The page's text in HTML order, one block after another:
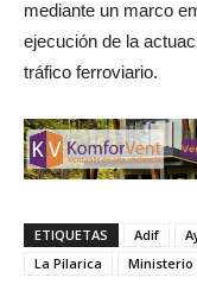
mediante un marco
ejecución de la
tráfico ferroviario.
ETIQUETAS Adif
La Pilarica
Ministerio